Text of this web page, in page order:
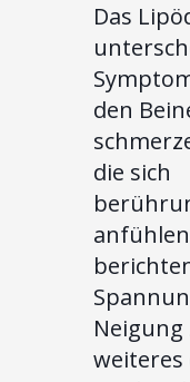
Das
den
die sich
Neigung
weiteres